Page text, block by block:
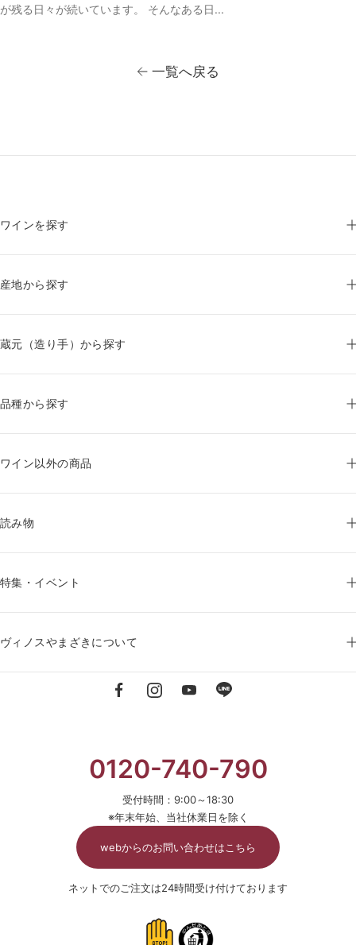
が残る日々が続いています。 そんなある日...
一覧へ戻る
ワインを探す
産地から探す
蔵元（造り手）から探す
品種から探す
ワイン以外の商品
読み物
特集・イベント
ヴィノスやまざきについて
0120-740-790
受付時間：9:00～18:30
※年末年始、当社休業日を除く
webからのお問い合わせはこちら
ネットでのご注文は24時間受け付けております